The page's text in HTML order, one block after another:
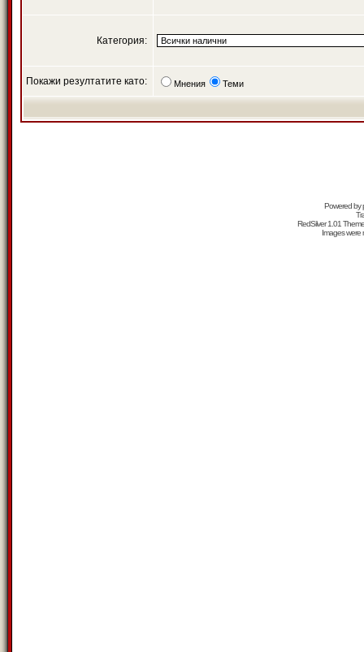
Категория:
Покажи резултатите като: Мнения Теми
Powered by
RedSilver 1.01
Images were